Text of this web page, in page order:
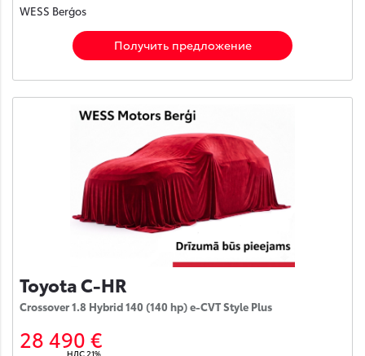
WESS Berģos
Получить предложение
Toyota C-HR
Crossover 1.8 Hybrid 140 (140 hp) e-CVT Style Plus
28 490 €
НДС 21%